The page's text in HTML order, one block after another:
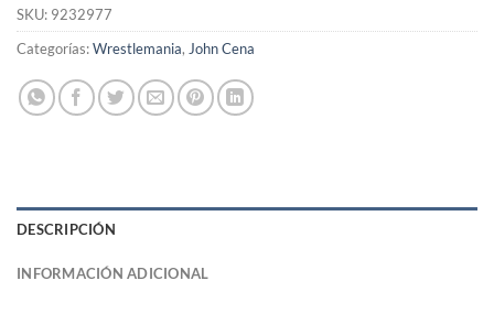
SKU: 9232977
Categorías:Wrestlemania, John Cena
DESCRIPCIÓN
INFORMACIÓN ADICIONAL